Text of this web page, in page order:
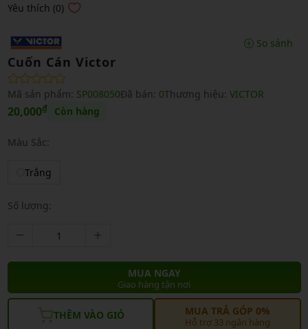
Yêu thích (0)
So sánh
Cuốn Cán Victor
Mã sản phẩm: SP008050Đã bán: 0Thương hiệu: VICTOR
20,000₫ Còn hàng
Màu Sắc:
Trắng
Số lượng:
MUA NGAY
Giao hàng tận nơi
THÊM VÀO GIỎ MUA TRẢ GÓP 0%
Hỗ trợ 33 ngân hàng